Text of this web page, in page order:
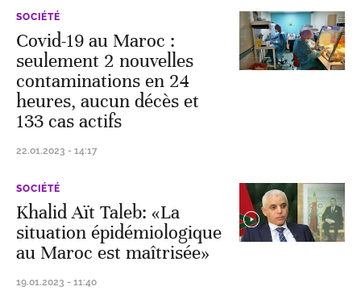
SOCIÉTÉ
Covid-19 au Maroc :
seulement 2 nouvelles
contaminations en 24
heures, aucun décès et
133 cas actifs
22.01.2023 - 14:17
SOCIÉTÉ
Khalid Aït Taleb: «La
situation épidémiologique
au Maroc est maîtrisée»
19.01.2023 - 11:40